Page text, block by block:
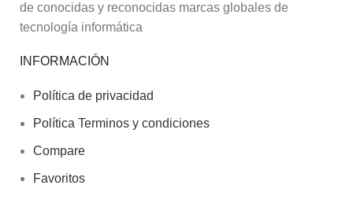
de conocidas y reconocidas marcas globales de
tecnología informática
INFORMACIÓN
Política de privacidad
Política Terminos y condiciones
Compare
Favoritos